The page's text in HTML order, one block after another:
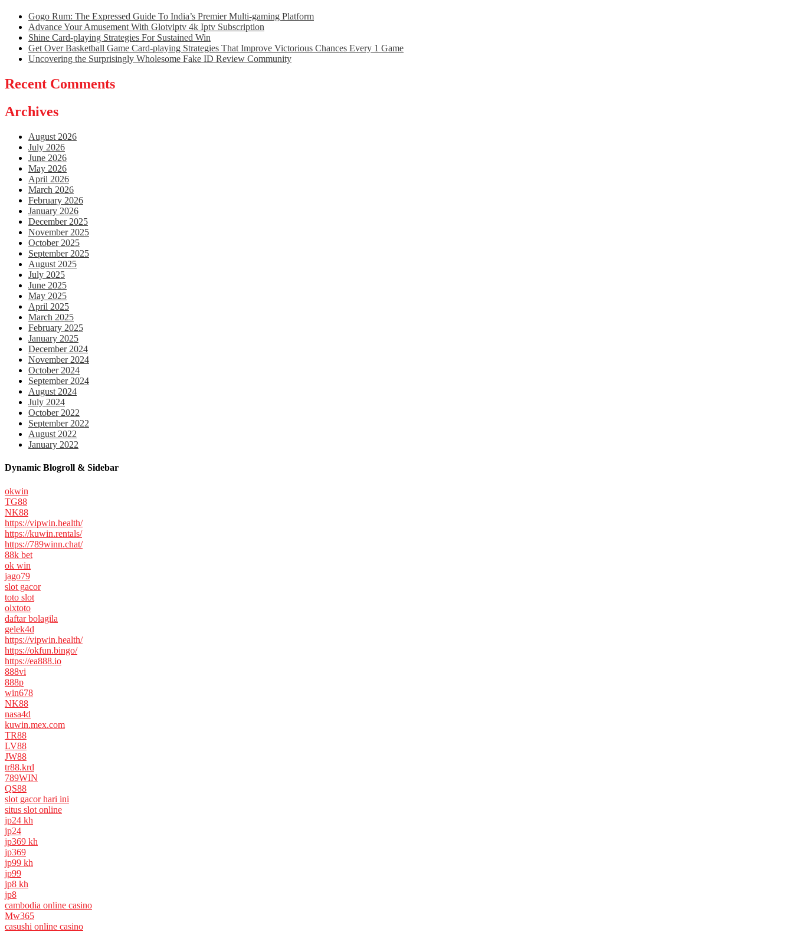
Gogo Rum: The Expressed Guide To India’s Premier Multi-gaming Platform
Advance Your Amusement With Glotviptv 4k Iptv Subscription
Shine Card-playing Strategies For Sustained Win
Get Over Basketball Game Card-playing Strategies That Improve Victorious Chances Every 1 Game
Uncovering the Surprisingly Wholesome Fake ID Review Community
Recent Comments
Archives
August 2026
July 2026
June 2026
May 2026
April 2026
March 2026
February 2026
January 2026
December 2025
November 2025
October 2025
September 2025
August 2025
July 2025
June 2025
May 2025
April 2025
March 2025
February 2025
January 2025
December 2024
November 2024
October 2024
September 2024
August 2024
July 2024
October 2022
September 2022
August 2022
January 2022
Dynamic Blogroll & Sidebar
okwin
TG88
NK88
https://vipwin.health/
https://kuwin.rentals/
https://789winn.chat/
88k bet
ok win
jago79
slot gacor
toto slot
olxtoto
daftar bolagila
gelek4d
https://vipwin.health/
https://okfun.bingo/
https://ea888.io
888vi
888p
win678
NK88
nasa4d
kuwin.mex.com
TR88
LV88
JW88
tr88.krd
789WIN
QS88
slot gacor hari ini
situs slot online
jp24 kh
jp24
jp369 kh
jp369
jp99 kh
jp99
jp8 kh
jp8
cambodia online casino
Mw365
casushi online casino